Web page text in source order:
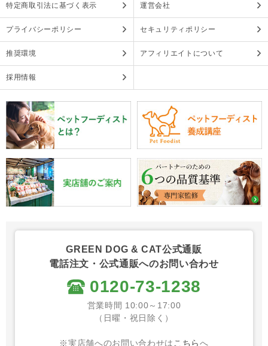
特定商取引法に基づく表示 運営会社
プライバシーポリシー セキュリティポリシー
推奨環境 アフィリエイトについて
採用情報
GREEN DOG & CAT公式通販
電話注文・公式通販へのお問い合わせ
0120-73-1238
営業時間 10:00～17:00
（日曜・祝日除く）
※実店舗へのお問い合わせは こちらへ